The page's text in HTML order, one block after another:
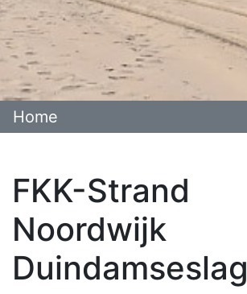
Home
FKK-Strand
Noordwijk
Duindamseslag